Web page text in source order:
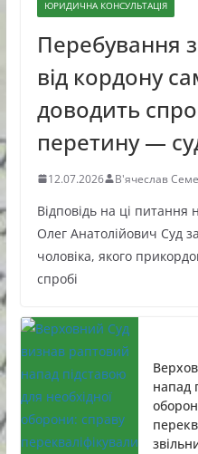
ЮРИДИЧНА КОНСУЛЬТАЦІЯ
Перебування
від кордону
доводить
перетину —
12.07.2026 В'ячеслав
Відповідь на ці
Олег Анатолійович Суд
чоловіка, якого
спробі
напад